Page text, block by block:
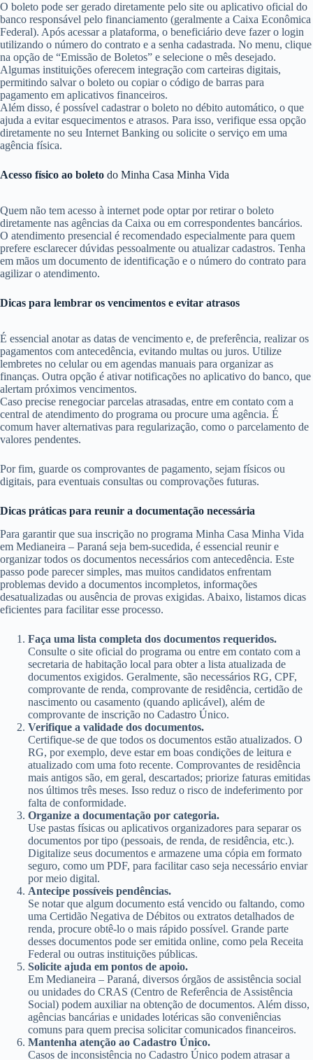
O boleto pode ser gerado diretamente pelo site ou aplicativo oficial do
banco responsável pelo financiamento (geralmente a Caixa Econômica
Federal). Após acessar a plataforma, o beneficiário deve fazer o login
utilizando o número do contrato e a senha cadastrada. No menu, clique
na opção de “Emissão de Boletos” e selecione o mês desejado.
Algumas instituições oferecem integração com carteiras digitais,
permitindo salvar o boleto ou copiar o código de barras para
pagamento em aplicativos financeiros.
Além disso, é possível cadastrar o boleto no débito automático, o que
ajuda a evitar esquecimentos e atrasos. Para isso, verifique essa opção
diretamente no seu Internet Banking ou solicite o serviço em uma
agência física.
Acesso físico ao boleto do Minha Casa Minha Vida
Quem não tem acesso à internet pode optar por retirar o boleto
diretamente nas agências da Caixa ou em correspondentes bancários.
O atendimento presencial é recomendado especialmente para quem
prefere esclarecer dúvidas pessoalmente ou atualizar cadastros. Tenha
em mãos um documento de identificação e o número do contrato para
agilizar o atendimento.
Dicas para lembrar os vencimentos e evitar atrasos
É essencial anotar as datas de vencimento e, de preferência, realizar os
pagamentos com antecedência, evitando multas ou juros. Utilize
lembretes no celular ou em agendas manuais para organizar as
finanças. Outra opção é ativar notificações no aplicativo do banco, que
alertam próximos vencimentos.
Caso precise renegociar parcelas atrasadas, entre em contato com a
central de atendimento do programa ou procure uma agência. É
comum haver alternativas para regularização, como o parcelamento de
valores pendentes.
Por fim, guarde os comprovantes de pagamento, sejam físicos ou
digitais, para eventuais consultas ou comprovações futuras.
Dicas práticas para reunir a documentação necessária
Para garantir que sua inscrição no programa Minha Casa Minha Vida
em Medianeira – Paraná seja bem-sucedida, é essencial reunir e
organizar todos os documentos necessários com antecedência. Este
passo pode parecer simples, mas muitos candidatos enfrentam
problemas devido a documentos incompletos, informações
desatualizadas ou ausência de provas exigidas. Abaixo, listamos dicas
eficientes para facilitar esse processo.
Faça uma lista completa dos documentos requeridos.
Consulte o site oficial do programa ou entre em contato com a
secretaria de habitação local para obter a lista atualizada de
documentos exigidos. Geralmente, são necessários RG, CPF,
comprovante de renda, comprovante de residência, certidão de
nascimento ou casamento (quando aplicável), além de
comprovante de inscrição no Cadastro Único.
Verifique a validade dos documentos.
Certifique-se de que todos os documentos estão atualizados. O
RG, por exemplo, deve estar em boas condições de leitura e
atualizado com uma foto recente. Comprovantes de residência
mais antigos são, em geral, descartados; priorize faturas emitidas
nos últimos três meses. Isso reduz o risco de indeferimento por
falta de conformidade.
Organize a documentação por categoria.
Use pastas físicas ou aplicativos organizadores para separar os
documentos por tipo (pessoais, de renda, de residência, etc.).
Digitalize seus documentos e armazene uma cópia em formato
seguro, como um PDF, para facilitar caso seja necessário enviar
por meio digital.
Antecipe possíveis pendências.
Se notar que algum documento está vencido ou faltando, como
uma Certidão Negativa de Débitos ou extratos detalhados de
renda, procure obtê-lo o mais rápido possível. Grande parte
desses documentos pode ser emitida online, como pela Receita
Federal ou outras instituições públicas.
Solicite ajuda em pontos de apoio.
Em Medianeira – Paraná, diversos órgãos de assistência social
ou unidades do CRAS (Centro de Referência de Assistência
Social) podem auxiliar na obtenção de documentos. Além disso,
agências bancárias e unidades lotéricas são conveniências
comuns para quem precisa solicitar comunicados financeiros.
Mantenha atenção ao Cadastro Único.
Casos de inconsistência no Cadastro Único podem atrasar a